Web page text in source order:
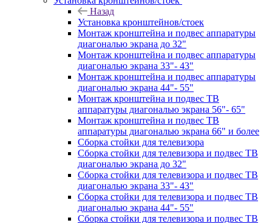
Назад
Установка кронштейнов/стоек
Монтаж кронштейна и подвес аппаратуры
диагональю экрана до 32"
Монтаж кронштейна и подвес аппаратуры
диагональю экрана 33"- 43"
Монтаж кронштейна и подвес аппаратуры
диагональю экрана 44"- 55"
Монтаж кронштейна и подвес ТВ
аппаратуры диагональю экрана 56"- 65"
Монтаж кронштейна и подвес ТВ
аппаратуры диагональю экрана 66" и более
Сборка стойки для телевизора
Сборка стойки для телевизора и подвес ТВ
диагональю экрана до 32"
Сборка стойки для телевизора и подвес ТВ
диагональю экрана 33"- 43"
Сборка стойки для телевизора и подвес ТВ
диагональю экрана 44"- 55"
Сборка стойки для телевизора и подвес ТВ